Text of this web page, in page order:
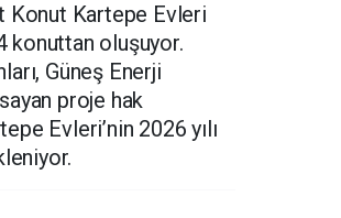
Konut Kartepe Evleri
konuttan oluşuyor.
Güneş Enerji
proje hak
Evleri’nin 2026 yılı